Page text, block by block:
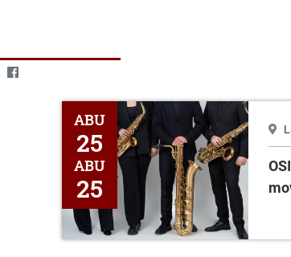
OSIMUN QUARTET "De la quietud al
ABU
25
ABU
25